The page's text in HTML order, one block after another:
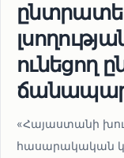
ունեցող
«Հայաստանի
հասարակական